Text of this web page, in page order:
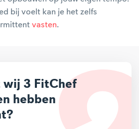
bij voelt kan je het zelfs
vasten.
wij 3 FitChef
hebben